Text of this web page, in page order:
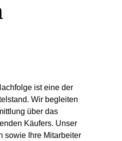
ist eine der
Wir begleiten
über das
Käufers. Unser
sowie Ihre Mitarbeiter